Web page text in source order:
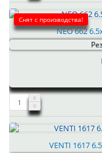
Снят с производства!
NEO 662
VENTI 1617